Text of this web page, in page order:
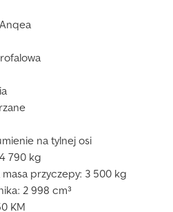
na tylnej osi
790 kg
przyczepy: 3 500 kg
2 998 cm³
KM